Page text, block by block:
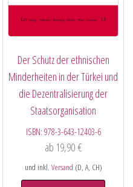
Der Schutz der ethnischen
Minderheiten in der Türkei und
die Dezentralisierung der
Staatsorganisation
ISBN: 978-3-643-12403-6
ab 19,90 €
und inkl. Versand (D, A, CH)